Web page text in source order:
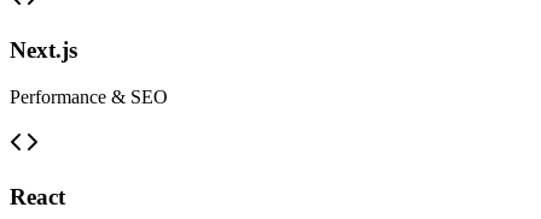
Next.js
Performance & SEO
React